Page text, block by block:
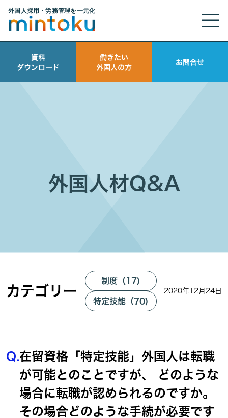
資料
ダウンロード
働きたい
外国人の方
お問合せ
外国人材Q&A
カテゴリー
制度（17)
特定技能（70)
2020年12月24日
Q.在留資格「特定技能」外国人は転職
が可能とのことですが、 どのような
場合に転職が認められるのですか。
その場合どのような手続が必要です